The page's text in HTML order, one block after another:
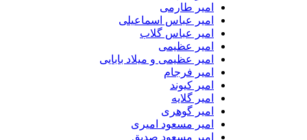
امیر طارمی
امیر عباس اسماعیلی
امیر عباس گلاب
امیر عظیمی
امیر عظیمی و میلاد بابایی
امیر فرجام
امیر کیوند
امیر گلایه
امیر گوهری
امیر مسعود امیری
امیر مسعود صدیق